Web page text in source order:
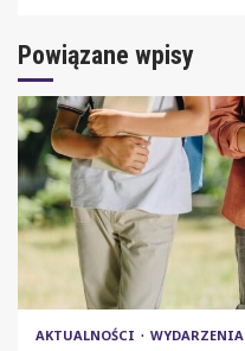
Powiązane wpisy
AKTUALNOŚCI WYDARZENIA